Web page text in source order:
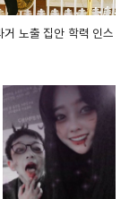
노출 집안 학력 인스